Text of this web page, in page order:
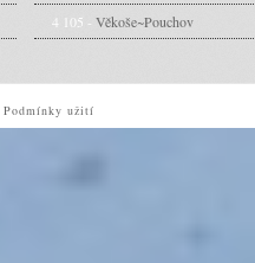
4 105 - Věkoše~Pouchov
Podmínky užití